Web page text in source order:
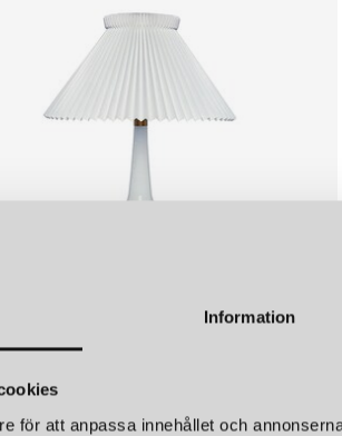
Information
för att anpassa innehållet och